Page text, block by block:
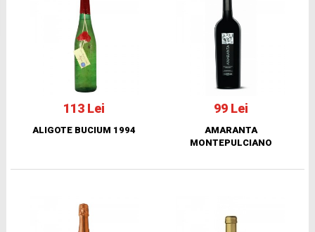
113 Lei
ALIGOTE BUCIUM 1994
99 Lei
AMARANTA
MONTEPULCIANO